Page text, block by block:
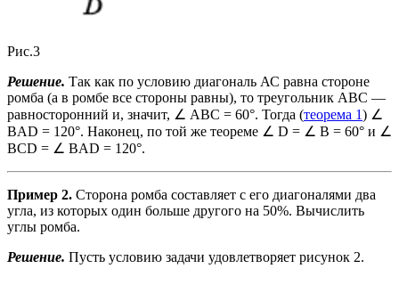
Рис.3
Решение. Так как по условию диагональ АС равна стороне
ромба (а в ромбе все стороны равны), то треугольник ABC —
равносторонний и, значит, ∠ ABC = 60°. Тогда (теорема 1) ∠
BAD = 120°. Наконец, по той же теореме ∠ D = ∠ B = 60° и ∠
BCD = ∠ BAD = 120°.
Пример 2. Сторона ромба составляет с его диагоналями два
угла, из которых один больше другого на 50%. Вычислить
углы ромба.
Решение. Пусть условию задачи удовлетворяет рисунок 2.